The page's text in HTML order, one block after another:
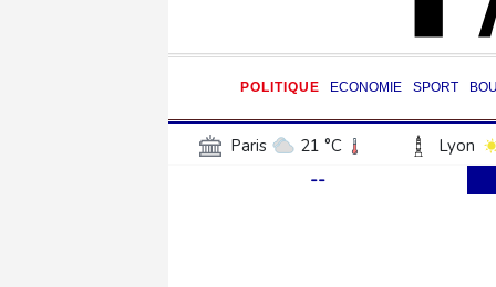
POLITIQUE ECONOMIE SPORT
Paris 21 °C Lyon
Luxembourg
--